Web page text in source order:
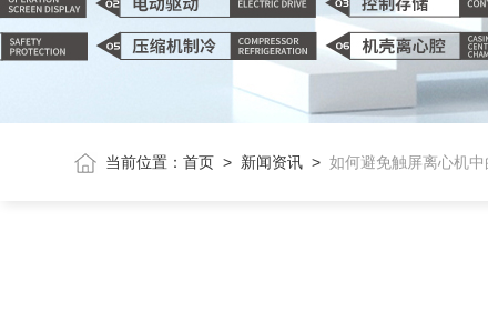
当前位置：首页 > 新闻资讯 >如何避免触屏离心机中